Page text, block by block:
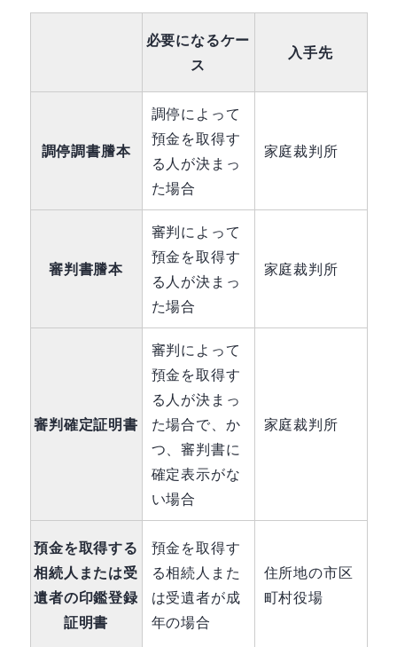
必要になるケー
ス
入手先
調停調書謄本
調停によって
預金を取得す
る人が決まっ
た場合
家庭裁判所
審判書謄本
審判によって
預金を取得す
る人が決まっ
た場合
家庭裁判所
審判確定証明書
審判によって
預金を取得す
る人が決まっ
た場合で、か
つ、審判書に
確定表示がな
い場合
家庭裁判所
預金を取得する
相続人または受
遺者の印鑑登録
証明書
預金を取得す
る相続人また
は受遺者が成
年の場合
住所地の市区
町村役場